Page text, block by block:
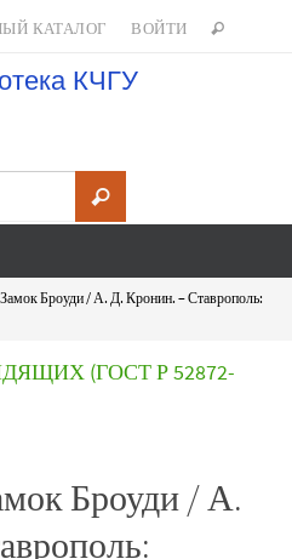
КАТАЛОГ ВОЙТИ
КЧГУ
Броуди / А. Д. Кронин. – Ставрополь:
(ГОСТ Р 52872-
Броуди / А.